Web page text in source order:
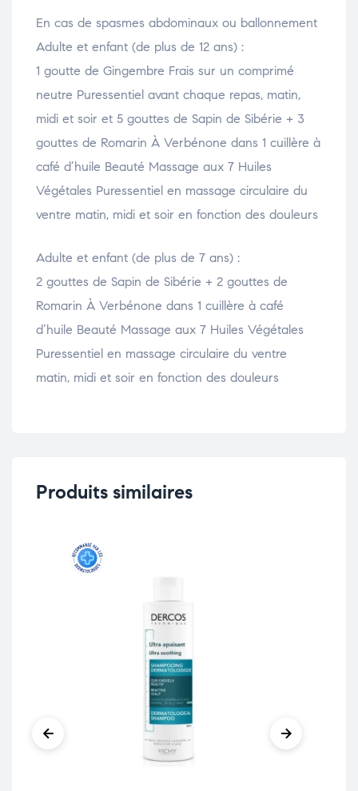
En cas de spasmes abdominaux ou ballonnement
Adulte et enfant (de plus de 12 ans) :
1 goutte de Gingembre Frais sur un comprimé
neutre Puressentiel avant chaque repas, matin,
midi et soir et 5 gouttes de Sapin de Sibérie + 3
gouttes de Romarin À Verbénone dans 1 cuillère à
café d’huile Beauté Massage aux 7 Huiles
Végétales Puressentiel en massage circulaire du
ventre matin, midi et soir en fonction des douleurs
Adulte et enfant (de plus de 7 ans) :
2 gouttes de Sapin de Sibérie + 2 gouttes de
Romarin À Verbénone dans 1 cuillère à café
d’huile Beauté Massage aux 7 Huiles Végétales
Puressentiel en massage circulaire du ventre
matin, midi et soir en fonction des douleurs
Produits similaires